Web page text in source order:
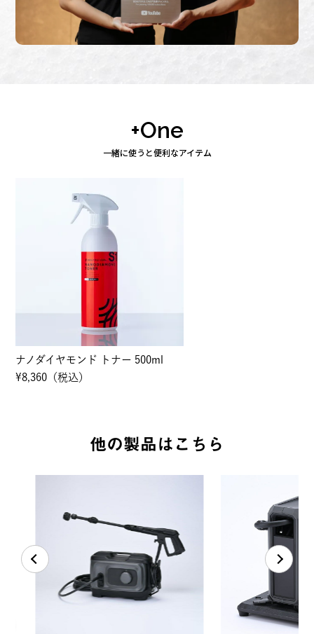
+One
一緒に使うと便利なアイテム
ナノダイヤモンド トナー 500ml
¥8,360（税込）
他の製品はこちら